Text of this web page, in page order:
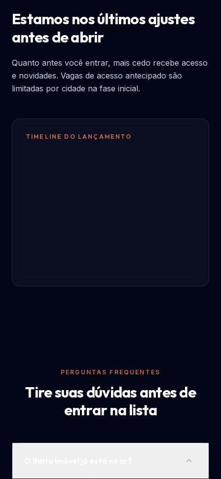
Estamos nos últimos ajustes
antes de abrir
Quanto antes você entrar, mais cedo recebe acesso
e novidades. Vagas de acesso antecipado são
limitadas por cidade na fase inicial.
TIMELINE DO LANÇAMENTO
PERGUNTAS FREQUENTES
Tire suas dúvidas antes de
entrar na lista